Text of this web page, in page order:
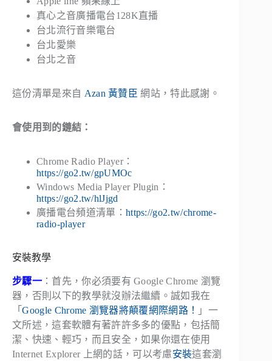
真心之音廣播電台128K直播
台北流行音樂電台
台北愛樂
台北之音
這份清單是來自 Azan 黃贊臣 網站，特此感謝。
會使用到的鏈結：
Chrome Radio Player：
https://go2.tw/gpUMOc
Windows Media Player Plugin：
https://go2.tw/hlJjgd
廣播電台頻道清單： https://go2.tw/chrome-
radio-player
安裝教學
步驟一：首先，你必須要有 Google Chrome 瀏覽
器，否則以下的教學就沒辦法繼續。誠如我在
「Google Chrome 瀏覽器將顛覆網際網路！
」一
文所述，這套軟體有著許許多多的優點，包括簡
潔、快速、輕巧，而且安全，如果你還在使用
Internet Explorer 上網的話，可以考慮安裝這套瀏